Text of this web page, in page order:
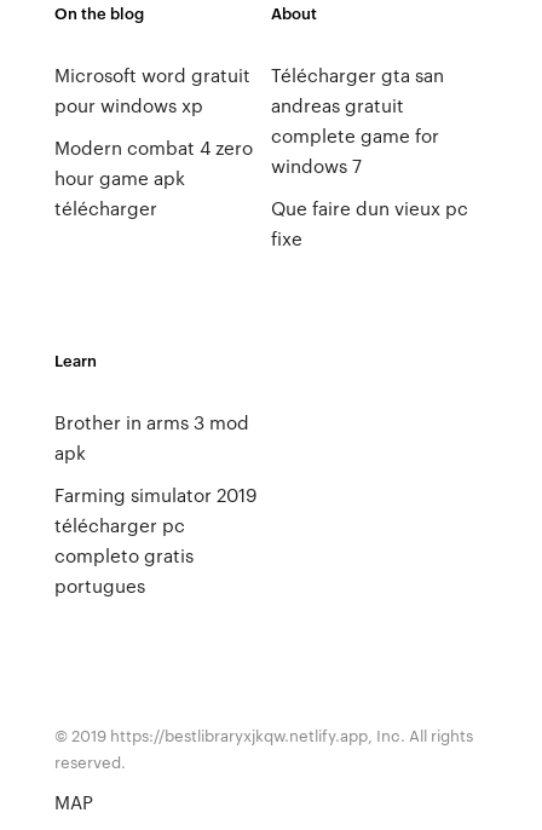
On the blog
Microsoft word gratuit
pour windows xp
Modern combat 4 zero
hour game apk
télécharger
About
Télécharger gta san
andreas gratuit
complete game for
windows 7
Que faire dun vieux pc
fixe
Learn
Brother in arms 3 mod
apk
Farming simulator 2019
télécharger pc
completo gratis
portugues
© 2019 https://bestlibraryxjkqw.netlify.app, Inc. All rights
reserved.
MAP